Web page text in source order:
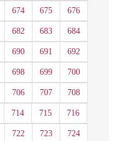
674 675 676
682 683 684
690 691 692
698 699 700
706 707 708
714 715 716
722 723 724